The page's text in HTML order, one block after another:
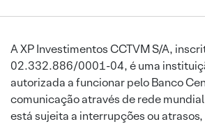
A XP Investimentos CCTVM S/A,
02.332.886/0001-04, é uma
autorizada a funcionar pelo Banco
comunicação através de rede
está sujeita a interrupções ou